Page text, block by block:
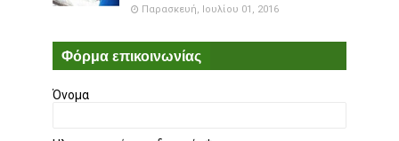
Παρασκευή, Ιουλίου 01, 2016
Φόρμα επικοινωνίας
Όνομα